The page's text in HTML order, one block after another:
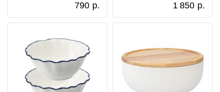
790 р. 1 850 р.